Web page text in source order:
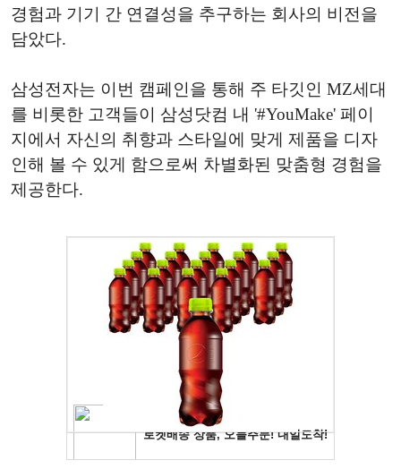
경험과 기기 간 연결성을 추구하는 회사의 비전을
담았다.
삼성전자는 이번 캠페인을 통해 주 타깃인 MZ세대
를 비롯한 고객들이 삼성닷컴 내 '#YouMake' 페이
지에서 자신의 취향과 스타일에 맞게 제품을 디자
인해 볼 수 있게 함으로써 차별화된 맞춤형 경험을
제공한다.